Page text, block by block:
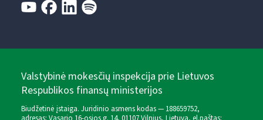
Valstybinė mokesčių inspekcija prie Lietuvos
Respublikos finansų ministerijos
Biudžetinė įstaiga. Juridinio asmens kodas — 188659752,